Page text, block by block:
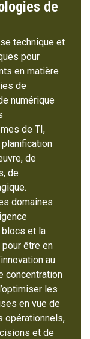
de
technique et
pour
en matière
de
numérique
de TI,
de
de
domaines
et la
être en
au
concentration
les
en vue de
opérationnels,
et de